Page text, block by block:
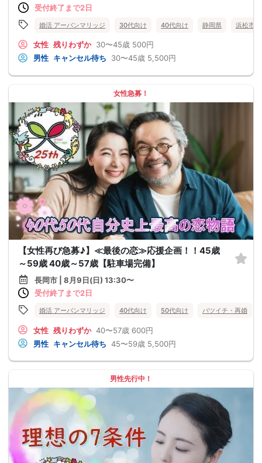
受付終了まで2日
婚活 アーバンマリッジ 30代向け 40代向け 静岡県 浜松市
女性 残りわずか 30〜45歳 500円
男性 キャンセル待ち 30〜45歳 5,500円
女性急募！
【女性再び急募♪】≪最後の恋≫応援企画！！45歳
～59歳 40歳～57歳【駐車場完備】
長岡市 | 8月9日(日) 13:30〜
受付終了まで2日
婚活 アーバンマリッジ 40代向け 50代向け バツイチ・再婚
女性 残りわずか 40〜57歳 600円
男性 キャンセル待ち 45〜59歳 5,500円
男性先行中！